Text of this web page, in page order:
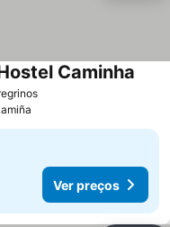
Caminha
Ver preços